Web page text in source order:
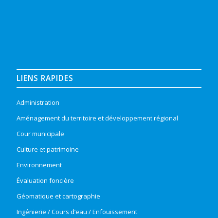
LIENS RAPIDES
Administration
Aménagement du territoire et développement régional
Cour municipale
Culture et patrimoine
Environnement
Évaluation foncière
Géomatique et cartographie
Ingénierie / Cours d’eau / Enfouissement